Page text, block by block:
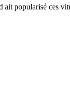
popularisé ces